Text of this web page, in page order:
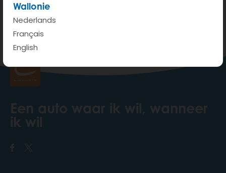
Wallonie
Nederlands
Français
English
Bekijken op Google Maps
Een auto waar ik wil, wanneer
ik wil